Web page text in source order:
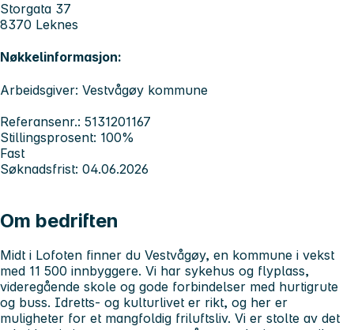
Storgata 37
8370 Leknes
Nøkkelinformasjon:
Arbeidsgiver: Vestvågøy kommune
Referansenr.: 5131201167
Stillingsprosent: 100%
Fast
Søknadsfrist: 04.06.2026
Om bedriften
Midt i Lofoten finner du Vestvågøy, en kommune i vekst
med 11 500 innbyggere. Vi har sykehus og flyplass,
videregående skole og gode forbindelser med hurtigrute
og buss. Idretts- og kulturlivet er rikt, og her er
muligheter for et mangfoldig friluftsliv. Vi er stolte av det